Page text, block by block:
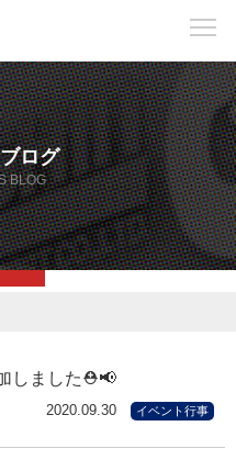
ログ
BLOG
しました⛑📢
2020.09.30 イベント行事